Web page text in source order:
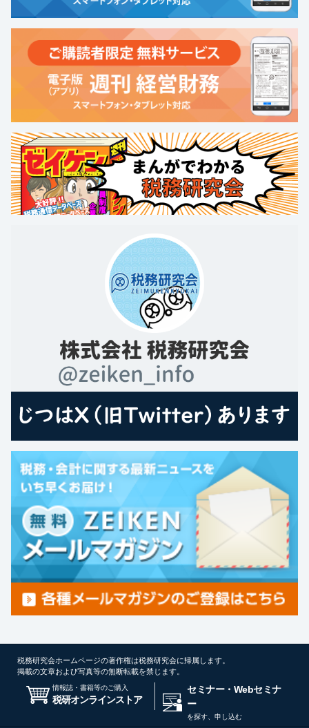
税務研究会ホームページの著作権は税務研究会に帰属します。
掲載の文章および写真等の無断転載を禁じます。
情報誌・書籍等のご購入
税研オンラインストア
セミナー・Webセミナ
ー
を探す、申し込む